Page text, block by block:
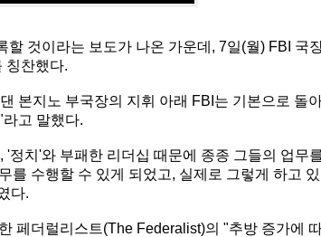
것이라는 보도가 나온 가운데, 7일(월) FBI 국
칭찬했다.
본지노 부국장의 지휘 아래 FBI는 기본으로 돌
고 말했다.
정치'와 부패한 리더십 때문에 종종 그들의 업무
를 수행할 수 있게 되었고, 실제로 그렇게 하고 있
다.
페더럴리스트(The Federalist)의 "추방 증가에